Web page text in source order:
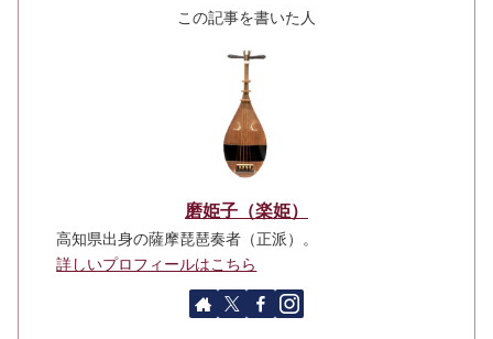
この記事を書いた人
磨姫子（楽姫）
高知県出身の薩摩琵琶奏者（正派）。
詳しいプロフィールはこちら